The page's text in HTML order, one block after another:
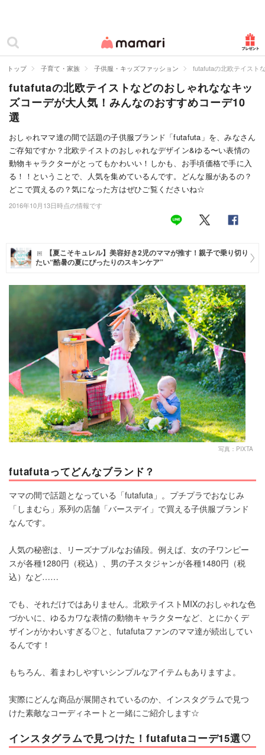
ママリ
カテゴリー一覧
妊娠
出産
赤ちゃん・育児
子育て・家族
病院
美容・ファッション
住まい
マネー
トレンド・イベント
トップ 子育て・家族 子供服・キッズファッション futafutaの北欧テイスト
futafutaの北欧テイストなどのおしゃれななキッ
ズコーデが大人気！みんなのおすすめコーデ10
選
おしゃれママ達の間で話題の子供服ブランド「futafuta」を、みなさん
ご存知ですか？北欧テイストのおしゃれなデザイン&ゆる〜い表情の
動物キャラクターがとってもかわいい！しかも、お手頃価格で手に入
る！！ということで、人気を集めているんです。どんな服があるの？
どこで買えるの？気になった方はぜひご覧くださいね☆
2016年10月13日時点の情報です
【夏こそキュレル】美容好き2児のママが推す！親子で乗り切り
たい“酷暑の夏にぴったりのスキンケア”
写真：PIXTA
futafutaってどんなブランド？
ママの間で話題となっている「futafuta」。プチプラでおなじみ
「しまむら」系列の店舗「バースデイ」で買える子供服ブランド
なんです。
人気の秘密は、リーズナブルなお値段。例えば、女の子ワンピー
スが各種1280円（税込）、男の子スタジャンが各種1480円（税
込）など……
でも、それだけではありません。北欧テイストMIXのおしゃれな色
づかいに、ゆるカワな表情の動物キャラクターなど、とにかくデ
ザインがかわいすぎる♡と、futafutaファンのママ達が続出してい
るんです！
もちろん、着まわしやすいシンプルなアイテムもありますよ。
実際にどんな商品が展開されているのか、インスタグラムで見つ
けた素敵なコーディネートと一緒にご紹介します☆
インスタグラムで見つけた！futafutaコーデ15選♡